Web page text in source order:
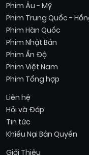
Phim Âu - Mỹ
Phim Trung Quốc -
Phim Hàn Quốc
Phim Nhật Bản
Phim Ấn Độ
Phim Việt Nam
Phim Tổng hợp
Liên hệ
Hỏi và Đáp
Tin tức
Khiếu Nại Bản Quyền
Giới Thiệu